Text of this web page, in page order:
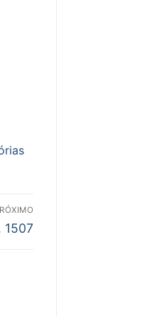
1507